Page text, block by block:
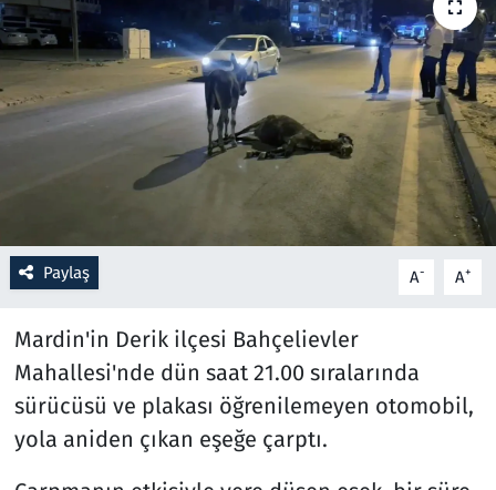
Paylaş A- A+
Mardin'in Derik ilçesi Bahçelievler
Mahallesi'nde dün saat 21.00 sıralarında
sürücüsü ve plakası öğrenilemeyen otomobil,
yola aniden çıkan eşeğe çarptı.
Oyun
Ramazan
Resmi İlanlar
Rüya Tabirleri
Savunma Sanayi
Seçim 2023
Spor